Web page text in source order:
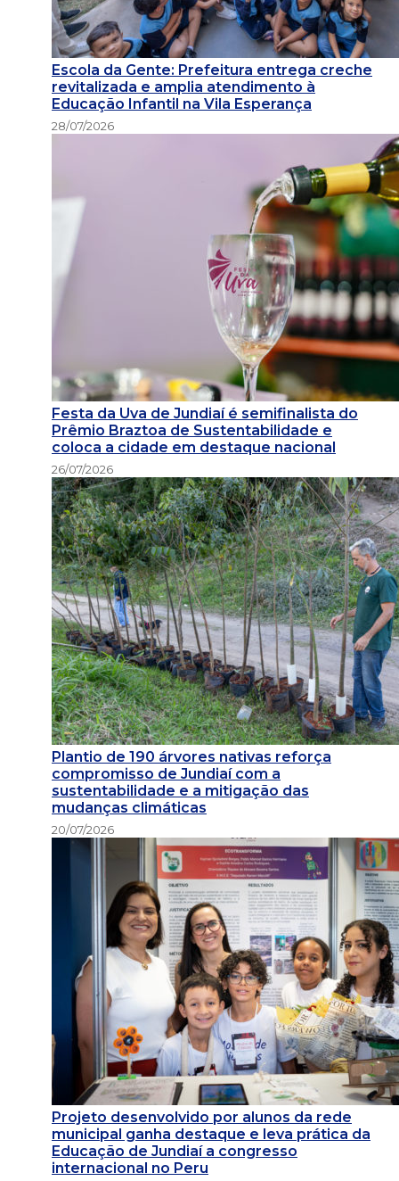
Escola da Gente: Prefeitura entrega creche
revitalizada e amplia atendimento à
Educação Infantil na Vila Esperança
28/07/2026
Festa da Uva de Jundiaí é semifinalista do
Prêmio Braztoa de Sustentabilidade e
coloca a cidade em destaque nacional
26/07/2026
Plantio de 190 árvores nativas reforça
compromisso de Jundiaí com a
sustentabilidade e a mitigação das
mudanças climáticas
20/07/2026
Projeto desenvolvido por alunos da rede
municipal ganha destaque e leva prática da
Educação de Jundiaí a congresso
internacional no Peru